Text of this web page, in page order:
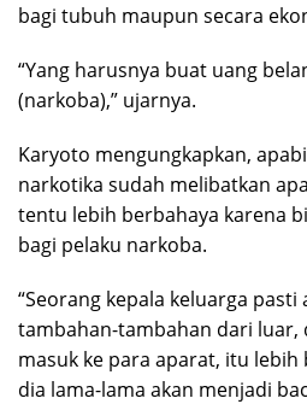
bagi tubuh maupun secara
“Yang harusnya buat uang
(narkoba),” ujarnya.
Karyoto mengungkapkan,
narkotika sudah melibatkan
tentu lebih berbahaya karena
bagi pelaku narkoba.
“Seorang kepala keluarga pasti
tambahan-tambahan dari luar,
masuk ke para aparat, itu lebih
dia lama-lama akan menjadi